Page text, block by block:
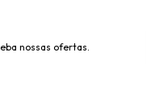
nossas ofertas.